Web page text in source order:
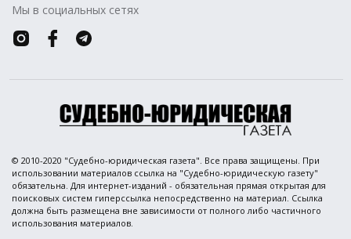
Мы в социальных сетях
© 2010-2020 "Судебно-юридическая газета". Все права защищены. При
использовании материалов ссылка на "Судебно-юридическую газету"
обязательна. Для интернет-изданий - обязательная прямая открытая для
поисковых систем гиперссылка непосредственно на материал. Ссылка
должна быть размещена вне зависимости от полного либо частичного
использования материалов.